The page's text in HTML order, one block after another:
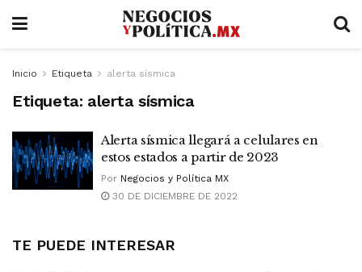
Inicio Etiqueta alerta sísmica
Etiqueta: alerta sísmica
Alerta sísmica llegará a celulares en
estos estados a partir de 2023
Por Negocios y Política MX
30 DE DICIEMBRE DE 2022
TE PUEDE INTERESAR